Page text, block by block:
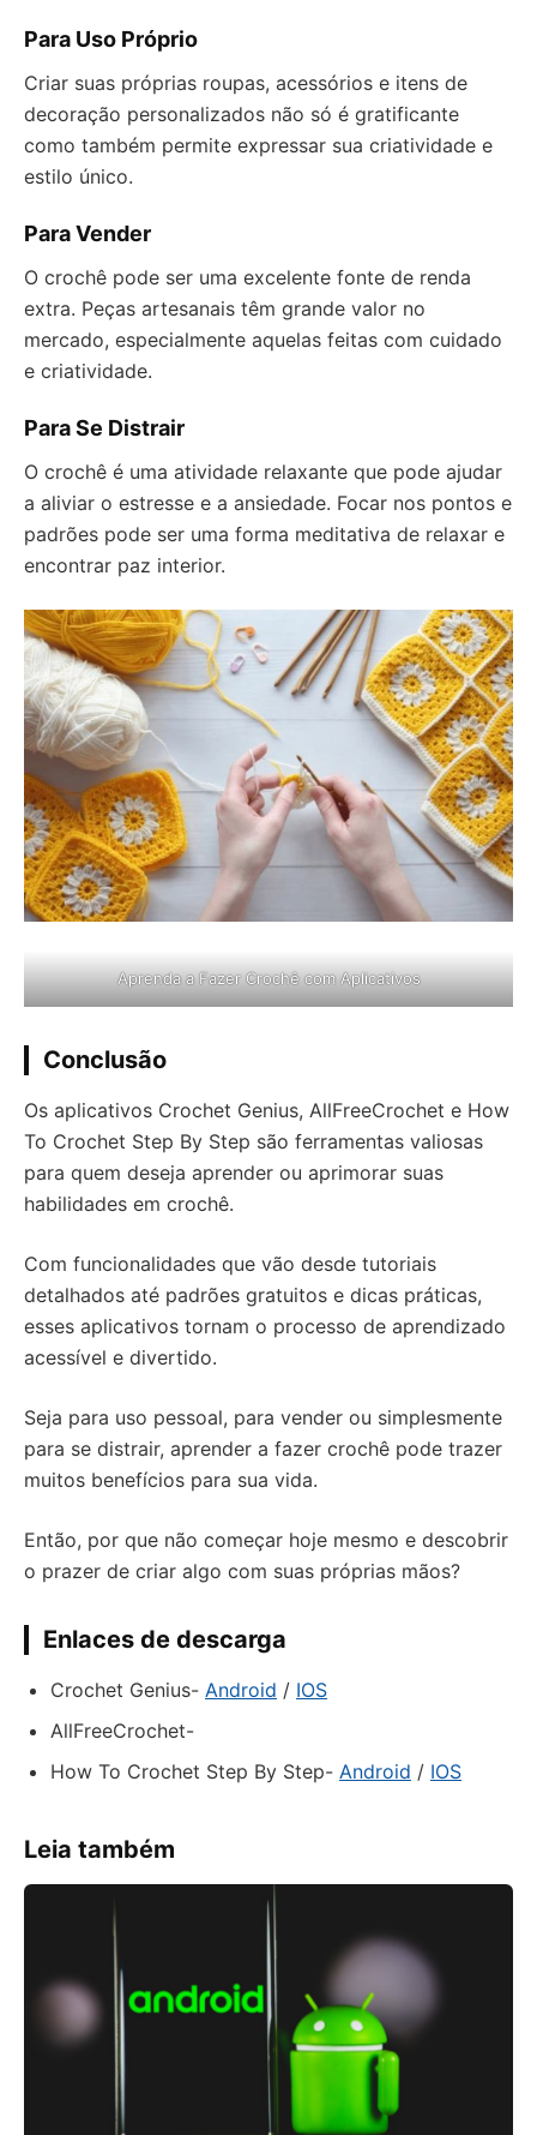
Para Uso Próprio
Criar suas próprias roupas, acessórios e itens de
decoração personalizados não só é gratificante
como também permite expressar sua criatividade e
estilo único.
Para Vender
O crochê pode ser uma excelente fonte de renda
extra. Peças artesanais têm grande valor no
mercado, especialmente aquelas feitas com cuidado
e criatividade.
Para Se Distrair
O crochê é uma atividade relaxante que pode ajudar
a aliviar o estresse e a ansiedade. Focar nos pontos e
padrões pode ser uma forma meditativa de relaxar e
encontrar paz interior.
Aprenda a Fazer Crochê com Aplicativos
Conclusão
Os aplicativos Crochet Genius, AllFreeCrochet e How
To Crochet Step By Step são ferramentas valiosas
para quem deseja aprender ou aprimorar suas
habilidades em crochê.
Com funcionalidades que vão desde tutoriais
detalhados até padrões gratuitos e dicas práticas,
esses aplicativos tornam o processo de aprendizado
acessível e divertido.
Seja para uso pessoal, para vender ou simplesmente
para se distrair, aprender a fazer crochê pode trazer
muitos benefícios para sua vida.
Então, por que não começar hoje mesmo e descobrir
o prazer de criar algo com suas próprias mãos?
Enlaces de descarga
Crochet Genius- Android / IOS
AllFreeCrochet-
How To Crochet Step By Step- Android / IOS
Leia também